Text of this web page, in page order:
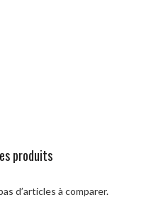
produits
d’articles à comparer.